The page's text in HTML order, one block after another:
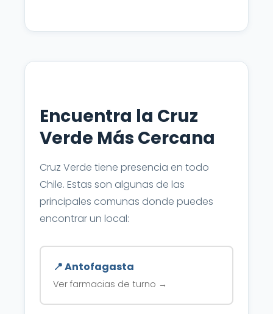
Encuentra la Cruz
Verde Más Cercana
Cruz Verde tiene presencia en todo
Chile. Estas son algunas de las
principales comunas donde puedes
encontrar un local:
📍 Antofagasta
Ver farmacias de turno →